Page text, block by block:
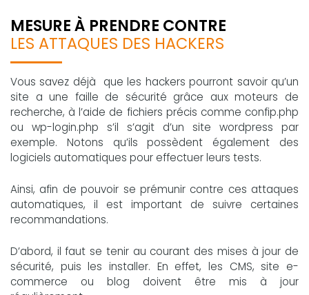
MESURE À PRENDRE CONTRE
LES ATTAQUES DES HACKERS
Vous savez déjà que les hackers pourront savoir qu’un
site a une faille de sécurité grâce aux moteurs de
recherche, à l’aide de fichiers précis comme confip.php
ou wp-login.php s’il s’agit d’un site wordpress par
exemple. Notons qu’ils possèdent également des
logiciels automatiques pour effectuer leurs tests.
Ainsi, afin de pouvoir se prémunir contre ces attaques
automatiques, il est important de suivre certaines
recommandations.
D’abord, il faut se tenir au courant des mises à jour de
sécurité, puis les installer. En effet, les CMS, site e-
commerce ou blog doivent être mis à jour